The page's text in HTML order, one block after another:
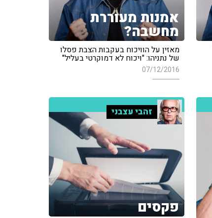
אמנות מעוררת
מחשבה?
מאזין על הוויכוח בעקבות הצבת פסלו
של נתניהו: "ויכוח לא דמוקרטי בעליל"
07/12/2016
זהבי עצבני
פקסים